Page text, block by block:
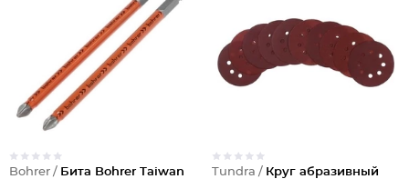
Bohrer / Бита Bohrer Taiwan
Tundra / Круг абразивный